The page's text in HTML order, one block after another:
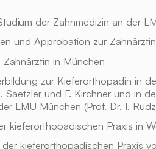
der Zahnmedizin an der
und Approbation zur Zahnärztin
in München
zur Kieferorthopädin in
Saetzler und F. Kirchner und in
LMU München (Prof. Dr. I.
kieferorthopädischen Praxis in
kieferorthopädischen Praxis